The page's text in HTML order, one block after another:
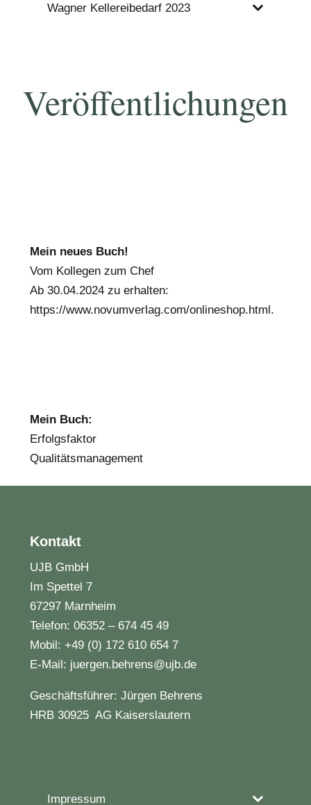
Wagner Kellereibedarf 2023
Veröffentlichungen
Mein neues Buch!
Vom Kollegen zum Chef
Ab 30.04.2024 zu erhalten:
https://www.novumverlag.com/onlineshop.html.
Mein Buch:
Erfolgsfaktor
Qualitätsmanagement
Kontakt
UJB GmbH
Im Spettel 7
67297 Marnheim
Telefon: 06352 – 674 45 49
Mobil: +49 (0) 172 610 654 7
E-Mail: juergen.behrens@ujb.de
Geschäftsführer: Jürgen Behrens
HRB 30925 AG Kaiserslautern
Impressum